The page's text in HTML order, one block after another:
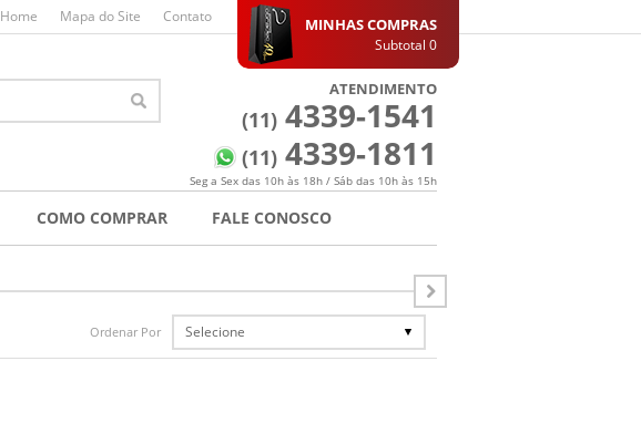
Home Mapa do Site Contato MINHAS COMPRAS
Subtotal 0
ATENDIMENTO
(11) 4339-1541
(11) 4339-1811
Seg a Sex das 10h às 18h / Sáb das 10h às 15h
COMO COMPRAR FALE CONOSCO
Ordenar Por Selecione